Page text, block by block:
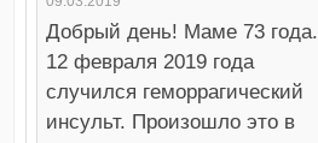
Добрый день! Маме 73 года.
12 февраля 2019 года
случился геморрагический
инсульт. Произошло это в